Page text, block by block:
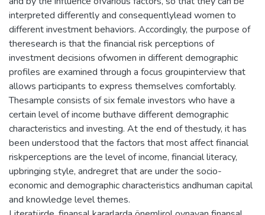
interpreted differently and consequentlylead women to
different investment behaviors. Accordingly, the purpose of
theresearch is that the financial risk perceptions of
investment decisions ofwomen in different demographic
profiles are examined through a focus groupinterview that
allows participants to express themselves comfortably.
Thesample consists of six female investors who have a
certain level of income buthave different demographic
characteristics and investing. At the end of thestudy, it has
been understood that the factors that most affect financial
riskperceptions are the level of income, financial literacy,
upbringing style, andregret that are under the socio-
economic and demographic characteristics andhuman capital
and knowledge level themes.